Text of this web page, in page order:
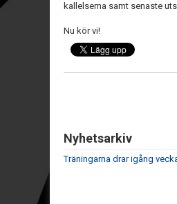
kallelserna samt senaste
Nu kör vi!
Nyhetsarkiv
Träningarna drar igång